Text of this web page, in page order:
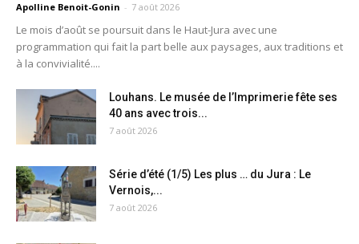
Apolline Benoit-Gonin - 7 août 2026
Le mois d’août se poursuit dans le Haut-Jura avec une
programmation qui fait la part belle aux paysages, aux traditions et
à la convivialité....
Louhans. Le musée de l’Imprimerie fête ses
40 ans avec trois...
7 août 2026
Série d’été (1/5) Les plus … du Jura : Le
Vernois,...
7 août 2026